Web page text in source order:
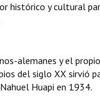
histórico y cultural
alemanes y el propio
del siglo XX sirvió
Huapi en 1934.